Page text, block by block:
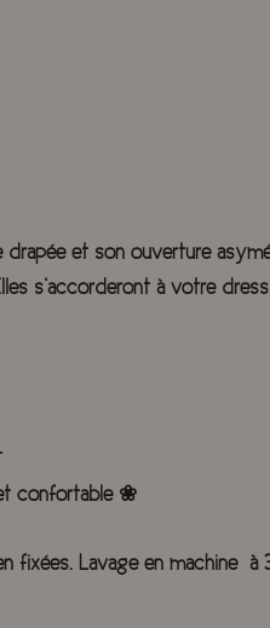
drapée et son ouverture
s’accorderont à votre
confortable ❀
fixées. Lavage en machine à